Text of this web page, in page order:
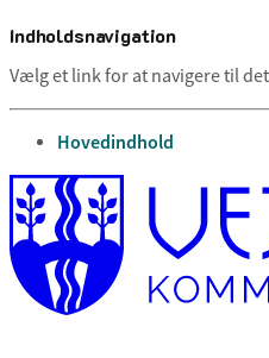
Indholdsnavigation
Vælg et link for at navigere til
gå til
Hovedindhold